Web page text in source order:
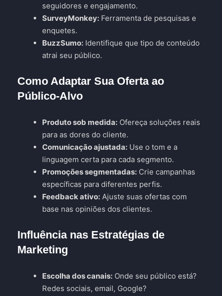
seguidores e engajamento.
SurveyMonkey: Ferramenta de pesquisas e
enquetes.
BuzzSumo: Identifique que tipo de conteúdo
atrai seu público.
Como Adaptar Sua Oferta ao
Público-Alvo
Produto sob medida: Ofereça soluções reais
para as dores do cliente.
Comunicação ajustada: Use o tom e a
linguagem certa para cada segmento.
Promoções segmentadas: Crie campanhas
específicas para diferentes perfis.
Feedback ativo: Ajuste suas ofertas com
base nas opiniões dos clientes.
Influência nas Estratégias de
Marketing
Escolha dos canais: Onde seu público está?
Redes sociais, email, Google?